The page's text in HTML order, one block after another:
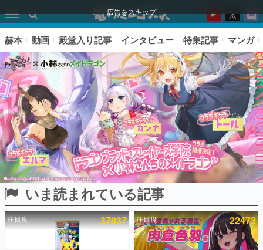
広告をスキップ
ピックアップ
電ファミのいま読まれている記事ランキング
赫本 動画 殿堂入り記事 インタビュー 特集記事 マンガ
いま読まれている記事
注目度 37037 注目度 22473